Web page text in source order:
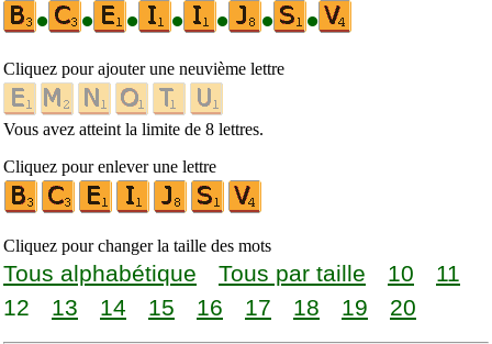
•
• • • • • •
Cliquez pour ajouter une neuvième lettre
Vous avez atteint la limite de 8 lettres.
Cliquez pour enlever une lettre
Cliquez pour changer la taille des mots
Tous alphabétique Tous par taille 10
11
12
13 14 15 16 17 18 19 20